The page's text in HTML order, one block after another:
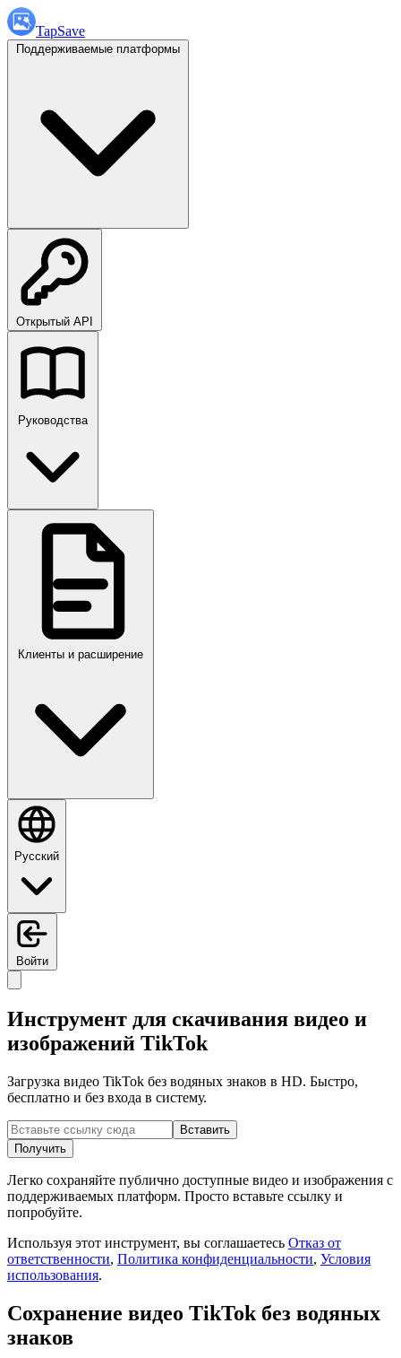
TapSave
Открытый API
Руководства
Русский
Войти
Инструмент для скачивания видео и
изображений TikTok
Загрузка видео TikTok без водяных знаков в HD. Быстро,
бесплатно и без входа в систему.
Вставить
Получить
Легко сохраняйте публично доступные видео и изображения с
поддерживаемых платформ. Просто вставьте ссылку и
попробуйте.
Используя этот инструмент, вы соглашаетесь Отказ от
ответственности, Политика конфиденциальности, Условия
использования.
Сохранение видео TikTok без водяных
знаков